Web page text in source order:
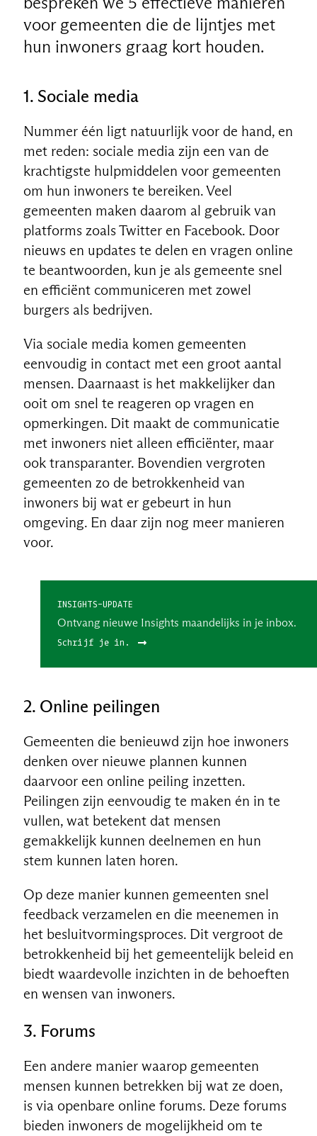
voor gemeenten die de lijntjes met
hun inwoners graag kort houden.
1. Sociale media
Nummer één ligt natuurlijk voor de hand, en
met reden: sociale media zijn een van de
krachtigste hulpmiddelen voor gemeenten
om hun inwoners te bereiken. Veel
gemeenten maken daarom al gebruik van
platforms zoals Twitter en Facebook. Door
nieuws en updates te delen en vragen online
te beantwoorden, kun je als gemeente snel
en efficiënt communiceren met zowel
burgers als bedrijven.
Via sociale media komen gemeenten
eenvoudig in contact met een groot aantal
mensen. Daarnaast is het makkelijker dan
ooit om snel te reageren op vragen en
opmerkingen. Dit maakt de communicatie
met inwoners niet alleen efficiënter, maar
ook transparanter. Bovendien vergroten
gemeenten zo de betrokkenheid van
inwoners bij wat er gebeurt in hun
omgeving. En daar zijn nog meer manieren
voor.
INSIGHTS-UPDATE
Ontvang nieuwe Insights maandelijks in je inbox.
Schrijf je in.
2. Online peilingen
Gemeenten die benieuwd zijn hoe inwoners
denken over nieuwe plannen kunnen
daarvoor een online peiling inzetten.
Peilingen zijn eenvoudig te maken én in te
vullen, wat betekent dat mensen
gemakkelijk kunnen deelnemen en hun
stem kunnen laten horen.
Op deze manier kunnen gemeenten snel
feedback verzamelen en die meenemen in
het besluitvormingsproces. Dit vergroot de
betrokkenheid bij het gemeentelijk beleid en
biedt waardevolle inzichten in de behoeften
en wensen van inwoners.
3. Forums
Een andere manier waarop gemeenten
mensen kunnen betrekken bij wat ze doen,
is via openbare online forums. Deze forums
bieden inwoners de mogelijkheid om te